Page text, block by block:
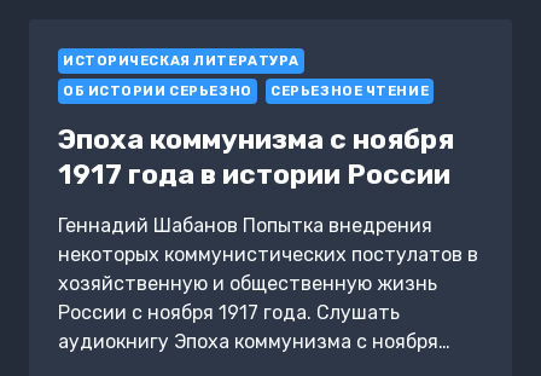
ИСТОРИЧЕСКАЯ ЛИТЕРАТУРА
ОБ ИСТОРИИ СЕРЬЕЗНО
СЕРЬЕЗНОЕ ЧТЕНИЕ
Эпоха коммунизма с ноября
1917 года в истории России
Геннадий Шабанов Попытка внедрения
некоторых коммунистических постулатов в
хозяйственную и общественную жизнь
России с ноября 1917 года. Слушать
аудиокнигу Эпоха коммунизма с ноября…